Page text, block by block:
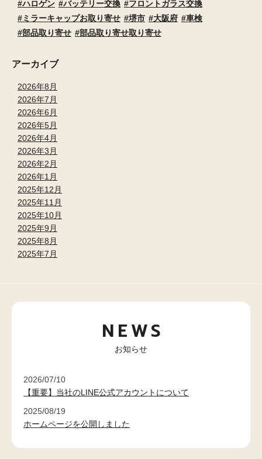
ハロゲン
バッテリー交換
フロントガラス交換
ミラーキャップお取り寄せ
堺市 大阪府
車検
部品取り寄せ
部品取り寄せ取り寄せ
アーカイブ
2026年8月
2026年7月
2026年6月
2026年5月
2026年4月
2026年3月
2026年2月
2026年1月
2025年12月
2025年11月
2025年10月
2025年9月
2025年8月
2025年7月
NEWS
お知らせ
2026/07/10
【重要】当社のLINE公式アカウントについて
2025/08/19
ホームページを公開しました